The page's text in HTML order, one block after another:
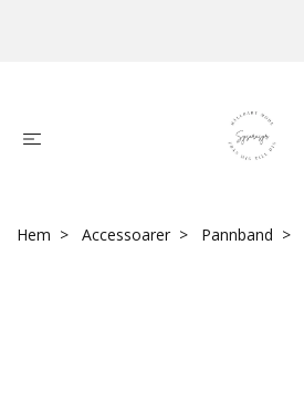
Hem Accessoarer Pannband